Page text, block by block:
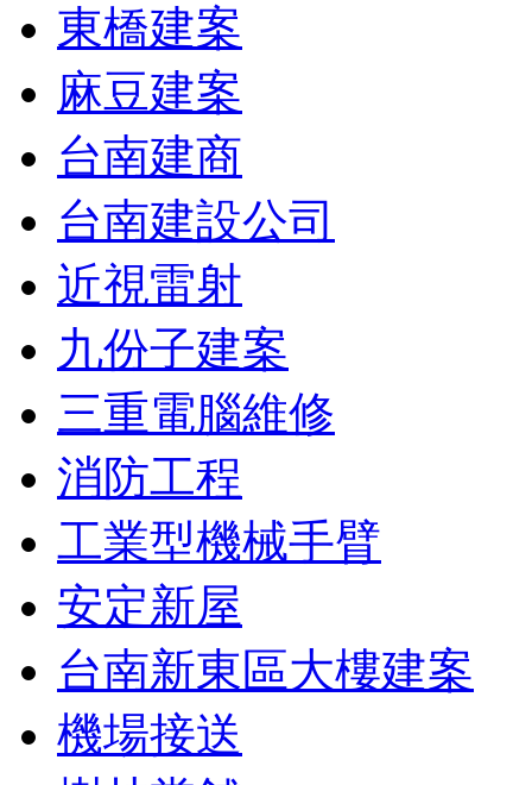
東橋建案
麻豆建案
台南建商
台南建設公司
近視雷射
九份子建案
三重電腦維修
消防工程
工業型機械手臂
安定新屋
台南新東區大樓建案
機場接送